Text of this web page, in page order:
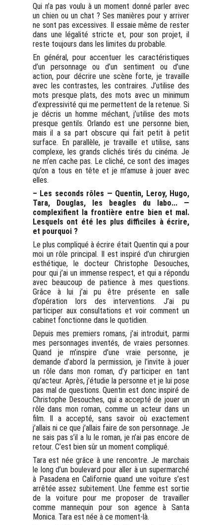
Qui n’a pas voulu à un moment donné parler avec
un chien ou un chat ? Ses manières pour y arriver
ne sont pas excessives. Il essaie même de rester
dans une légalité stricte et, pour son projet, il
reste toujours dans les limites du probable.
En général, pour accentuer les caractéristiques
d’un personnage ou d’un sentiment ou d’une
action, pour décrire une scène forte, je travaille
avec les contrastes, les contraires. J’utilise des
mots presque plats, des mots avec un minimum
d’expressivité qui me permettent de la retenue. Si
je décris un homme méchant, j’utilise des mots
presque gentils. Orlando est une personne bien,
mais il a sa part obscure qui fait petit à petit
surface. En parallèle, je travaille et utilise, sans
complexe, les grands clichés tirés du cinéma. Je
ne m’en cache pas. Le cliché, ce sont des images
qu’on a tous en tête et je m’amuse à jouer avec
elles.
– Les seconds rôles — Quentin, Leroy, Hugo,
Tara, Douglas, les beagles du labo... —
complexifient la frontière entre bien et mal.
Lesquels ont été les plus difficiles à écrire,
et pourquoi ?
Le plus compliqué à écrire était Quentin qui a pour
moi un rôle principal. Il est inspiré d’un chirurgien
esthétique, le docteur Christophe Desouches,
pour qui j’ai un immense respect, et qui a répondu
avec beaucoup de patience à mes questions.
Grâce à lui j’ai pu être présente en salle
d’opération lors des interventions. J’ai pu
participer aux consultations et voir comment un
cabinet fonctionne dans le quotidien.
Depuis mes premiers romans, j’ai introduit, parmi
mes personnages inventés, de vraies personnes.
Quand je m’inspire d’une vraie personne, je
demande d’abord la permission, je l’invite à jouer
un rôle dans mon roman, d’y participer en tant
qu’acteur. Après, j’étudie la personne et je lui pose
pas mal de questions. Quentin est donc inspiré de
Christophe Desouches, qui a accepté de jouer un
rôle dans mon roman, comme un acteur dans un
film. Il a accepté, sans savoir où exactement
j’allais ni ce que j’allais faire de son personnage. Je
ne sais pas s’il a lu le roman, je n’ai pas encore de
retour. C’est bien sûr un moment compliqué.
Tara est née grâce à une rencontre. Je marchais
le long d’un boulevard pour aller à un supermarché
à Pasadena en Californie quand une voiture s’est
arrêtée assez subitement. Une femme est sortie
de la voiture pour me proposer de travailler
comme mannequin pour son agence à Santa
Monica. Tara est née à ce moment-là.